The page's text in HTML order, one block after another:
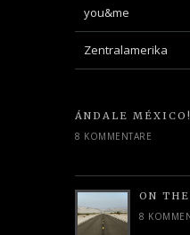
you&me
Zentralamerika
ÁNDALE MÉXICO!
8 KOMMENTARE
ON
8